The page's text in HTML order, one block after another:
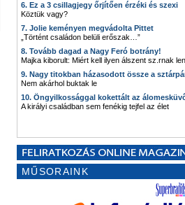
6. Ez a 3 csillagjegy őrjítően érzéki és szexi
Köztük vagy?
7. Jolie keményen megvádolta Pittet
„Történt családon belüli erőszak…”
8. Tovább dagad a Nagy Feró botrány!
Majka kiborult: Miért kell ilyen álszent sz.rnak
9. Nagy titokban házasodott össze a
Nem akárhol buktak le
10. Öngyilkossággal kokettált az
A királyi családban sem fenékig tejfel az élet
MŰSORAINK